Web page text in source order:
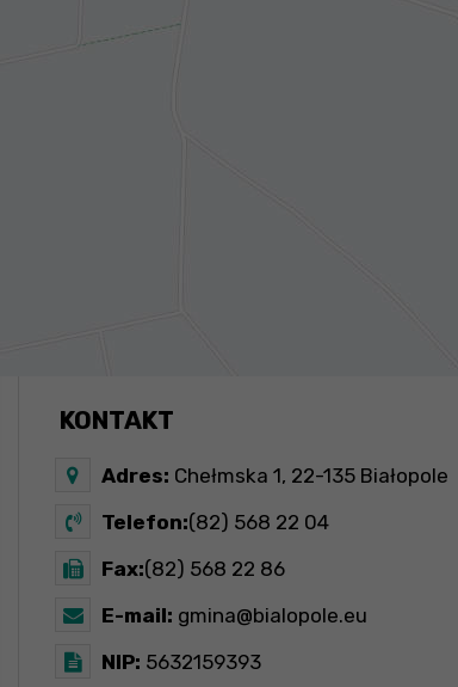
KONTAKT
Adres: Chełmska 1, 22-135 Białopole
Telefon:(82) 568 22 04
Fax:(82) 568 22 86
E-mail: gmina@bialopole.eu
NIP: 5632159393